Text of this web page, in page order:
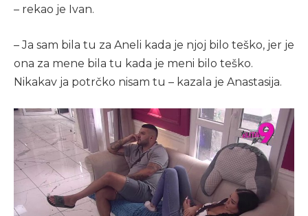
– rekao je Ivan.
– Ja sam bila tu za Aneli kada je njoj bilo teško, jer je
ona za mene bila tu kada je meni bilo teško.
Nikakav ja potrčko nisam tu – kazala je Anastasija.